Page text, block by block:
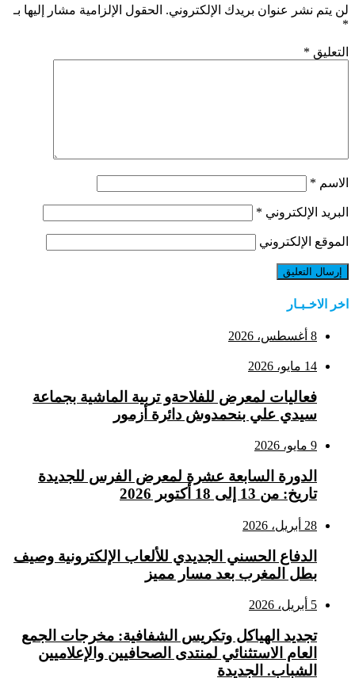
لن يتم نشر عنوان بريدك الإلكتروني. الحقول الإلزامية مشار إليها بـ
*
التعليق *
الاسم *
البريد الإلكتروني *
الموقع الإلكتروني
اخر الاخـبـار
8 أغسطس، 2026
14 مايو، 2026
فعاليات لمعرض للفلاحةو تربية الماشية بجماعة
سيدي علي بنحمدوش دائرة أزمور
9 مايو، 2026
الدورة السابعة عشرة لمعرض الفرس للجديدة
تاريخ: من 13 إلى 18 أكتوبر 2026
28 أبريل، 2026
الدفاع الحسني الجديدي للألعاب الإلكترونية وصيف
بطل المغرب بعد مسار مميز
5 أبريل، 2026
تجديد الهياكل وتكريس الشفافية: مخرجات الجمع
العام الاستثنائي لمنتدى الصحافيين والإعلاميين
الشباب. الجديدة